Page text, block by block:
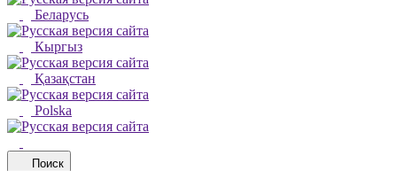
Беларусь
Кыргыз
Қазақстан
Polska
Поиск